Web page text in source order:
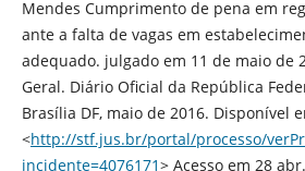
Mendes Cumprimento de pena em
ante a falta de vagas em
adequado. julgado em 11 de maio de
Geral. Diário Oficial da República
Brasília DF, maio de 2016. Disponível
<http://stf.jus.br/portal/processo/
incidente=4076171> Acesso em 28